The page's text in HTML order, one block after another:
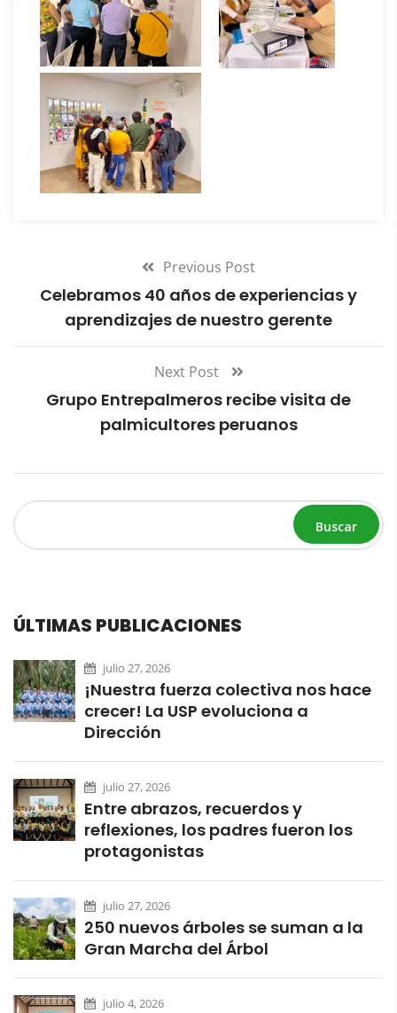
Previous Post
Celebramos 40 años de experiencias y
aprendizajes de nuestro gerente
Next Post
Grupo Entrepalmeros recibe visita de
palmicultores peruanos
Buscar
ÚLTIMAS PUBLICACIONES
julio 27, 2026
¡Nuestra fuerza colectiva nos hace
crecer! La USP evoluciona a
Dirección
julio 27, 2026
Entre abrazos, recuerdos y
reflexiones, los padres fueron los
protagonistas
julio 27, 2026
250 nuevos árboles se suman a la
Gran Marcha del Árbol
julio 4, 2026